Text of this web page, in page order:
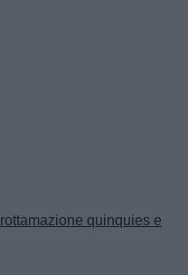
quinquies e